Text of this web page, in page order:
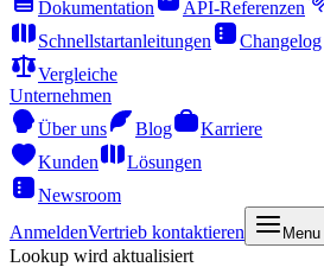
Dokumentation
API-Referenzen
Schnellstartanleitungen
Changelog
Vergleiche
Unternehmen
Über uns
Blog
Karriere
Kunden
Lösungen
Newsroom
AnmeldenVertrieb kontaktieren Menu
Lookup wird aktualisiert